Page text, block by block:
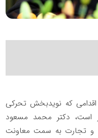
که نویدبخش تحرکی
دکتر محمد مسعود
و تجارت به سمت معاونت